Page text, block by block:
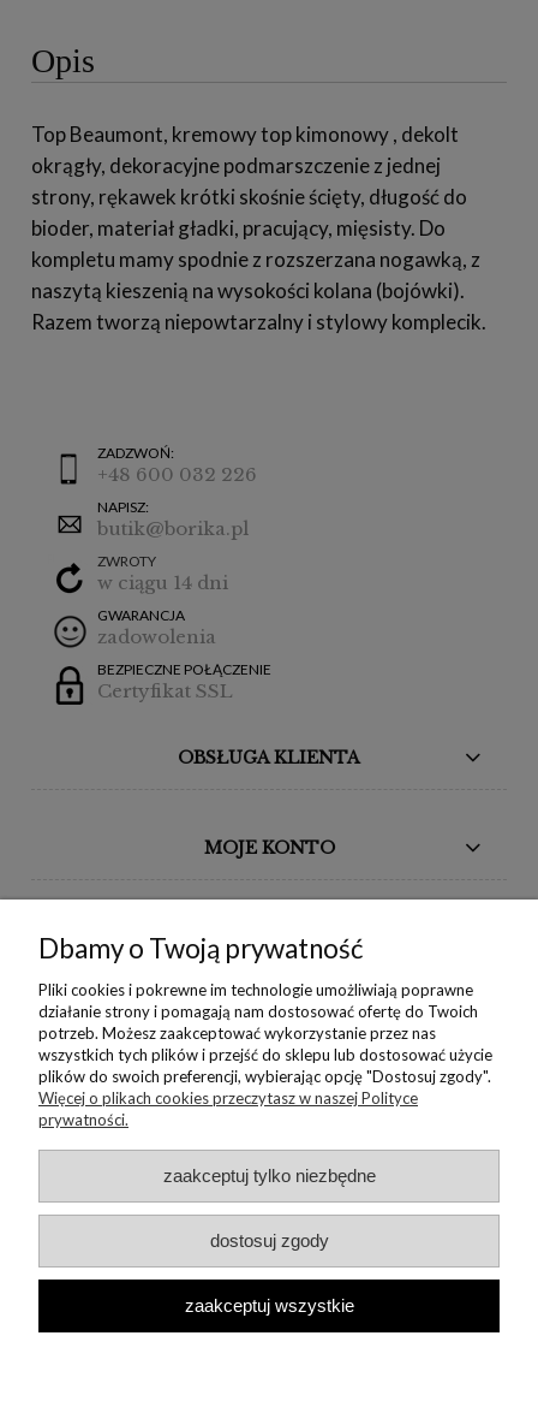
Opis
Top Beaumont, kremowy top kimonowy , dekolt
okrągły, dekoracyjne podmarszczenie z jednej
strony, rękawek krótki skośnie ścięty, długość do
bioder, materiał gładki, pracujący, mięsisty. Do
kompletu mamy spodnie z rozszerzana nogawką, z
naszytą kieszenią na wysokości kolana (bojówki).
Razem tworzą niepowtarzalny i stylowy komplecik.
ZADZWOŃ:
+48 600 032 226
NAPISZ:
butik@borika.pl
ZWROTY
w ciągu 14 dni
GWARANCJA
zadowolenia
BEZPIECZNE POŁĄCZENIE
Certyfikat SSL
OBSŁUGA KLIENTA
MOJE KONTO
BORIKA DESIGN
MONIKA BORAK
NEWSLETTER
Copyright © 2022 Borika.pl
Dbamy o Twoją prywatność
Pliki cookies i pokrewne im technologie umożliwiają poprawne
działanie strony i pomagają nam dostosować ofertę do Twoich
potrzeb. Możesz zaakceptować wykorzystanie przez nas
wszystkich tych plików i przejść do sklepu lub dostosować użycie
plików do swoich preferencji, wybierając opcję "Dostosuj zgody".
Więcej o plikach cookies przeczytasz w naszej Polityce
prywatności.
zaakceptuj tylko niezbędne
dostosuj zgody
zaakceptuj wszystkie